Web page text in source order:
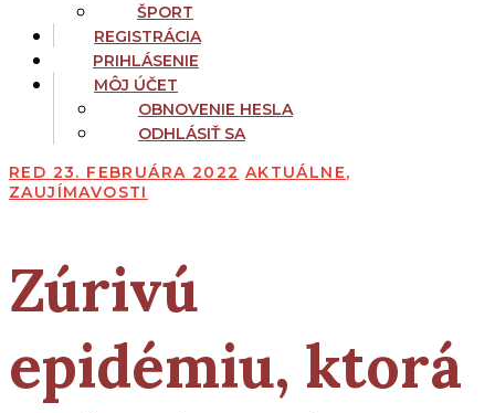
ŠPORT
REGISTRÁCIA
PRIHLÁSENIE
MÔJ ÚČET
OBNOVENIE HESLA
ODHLÁSIŤ SA
RED 23. FEBRUÁRA 2022 AKTUÁLNE,
ZAUJÍMAVOSTI
Zúrivú
epidémiu, ktorá